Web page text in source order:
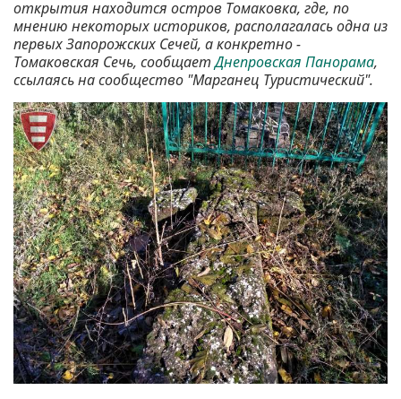
открытия находится остров Томаковка, где, по
мнению некоторых историков, располагалась одна из
первых Запорожских Сечей, а конкретно -
Томаковская Сечь, сообщаетДнепровская Панорама,
ссылаясь на сообщество "Марганец Туристический".